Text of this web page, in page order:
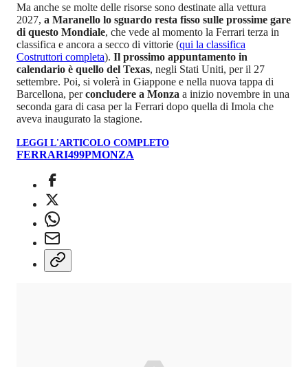
Ma anche se molte delle risorse sono destinate alla vettura
2027, a Maranello lo sguardo resta fisso sulle prossime gare
di questo Mondiale, che vede al momento la Ferrari terza in
classifica e ancora a secco di vittorie (qui la classifica
Costruttori completa). Il prossimo appuntamento in
calendario è quello del Texas, negli Stati Uniti, per il 27
settembre. Poi, si volerà in Giappone e nella nuova tappa di
Barcellona, perconcludere a Monza a inizio novembre in una
seconda gara di casa per la Ferrari dopo quella di Imola che
aveva inaugurato la stagione.
LEGGI L'ARTICOLO COMPLETO
FERRARI499PMONZA